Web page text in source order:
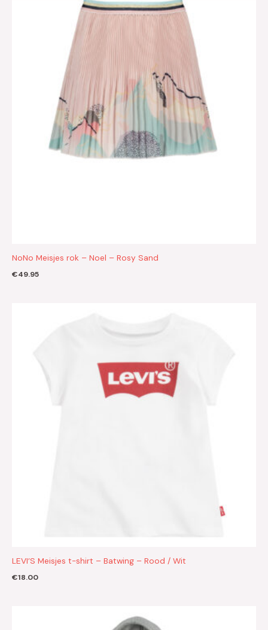
NoNo Meisjes rok – Noel – Rosy Sand
€49.95
LEVI’S Meisjes t-shirt – Batwing – Rood / Wit
€18.00